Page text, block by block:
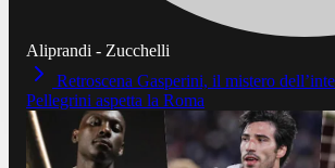
Aliprandi - Zucchelli
Retroscena Gasperini, il mistero
Pellegrini aspetta la Roma